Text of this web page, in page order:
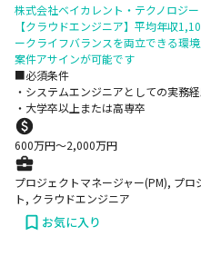
株式会社ベイカレント・テクノロジー
【クラウドエンジニア】平均年収
ークライフバランスを両立できる環
案件アサインが可能です
■必須条件
・システムエンジニアとしての実務
・大学卒以上または高専卒
600万円〜2,000万円
プロジェクトマネージャー(PM), プ
ト, クラウドエンジニア
お気に入り